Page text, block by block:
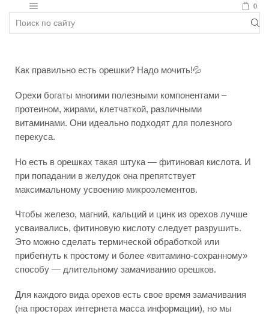
0
Как правильно есть орешки? Надо мочить!💦
Орехи богаты многими полезными компонентами –
протеином, жирами, клетчаткой, различными
витаминами. Они идеально подходят для полезного
перекуса.
Но есть в орешках такая штука — фитиновая кислота. И
при попадании в желудок она препятствует
максимальному усвоению микроэлементов.
Чтобы железо, магний, кальций и цинк из орехов лучше
усваивались, фитиновую кислоту следует разрушить.
Это можно сделать термической обработкой или
прибегнуть к простому и более «витамино-сохранному»
способу — длительному замачиванию орешков.
Для каждого вида орехов есть свое время замачивания
(на просторах интернета масса информации), но мы